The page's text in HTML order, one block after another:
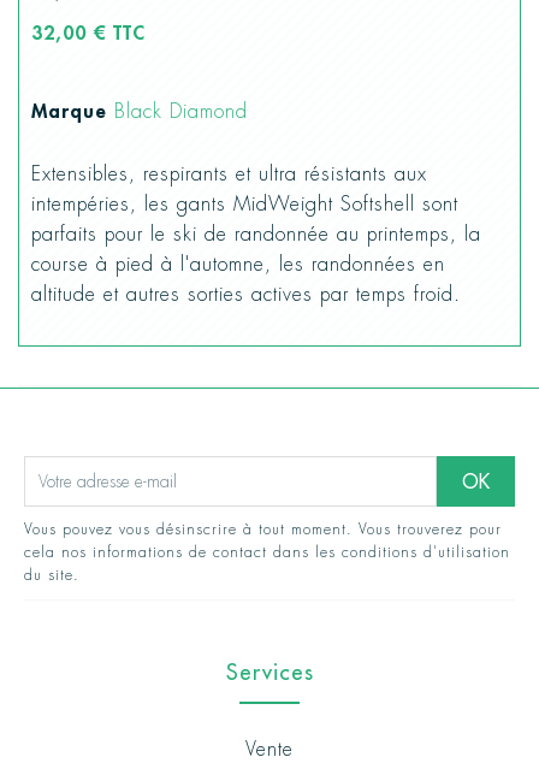
32,00 € TTC
Marque Black Diamond
Extensibles, respirants et ultra résistants aux
intempéries, les gants MidWeight Softshell sont
parfaits pour le ski de randonnée au printemps, la
course à pied à l'automne, les randonnées en
altitude et autres sorties actives par temps froid.
Vous pouvez vous désinscrire à tout moment. Vous trouverez pour
cela nos informations de contact dans les conditions d'utilisation
du site.
Services
Vente